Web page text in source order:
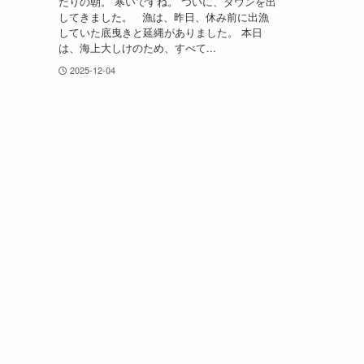
してきました。 漁は、昨日、休み前に出漁
していた底曳きと延縄がありました。 本日
は、海上大しけのため、すべて...
2025-12-04